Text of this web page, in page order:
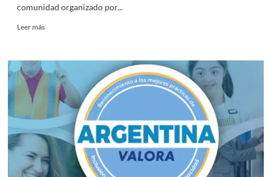
comunidad organizado por...
Leer más